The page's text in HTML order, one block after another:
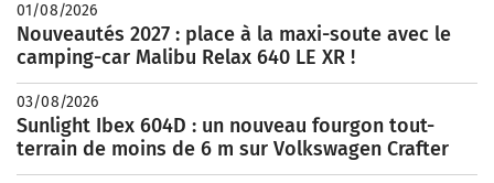
01/08/2026
Nouveautés 2027 : place à la maxi-soute avec le
camping-car Malibu Relax 640 LE XR !
03/08/2026
Sunlight Ibex 604D : un nouveau fourgon tout-
terrain de moins de 6 m sur Volkswagen Crafter